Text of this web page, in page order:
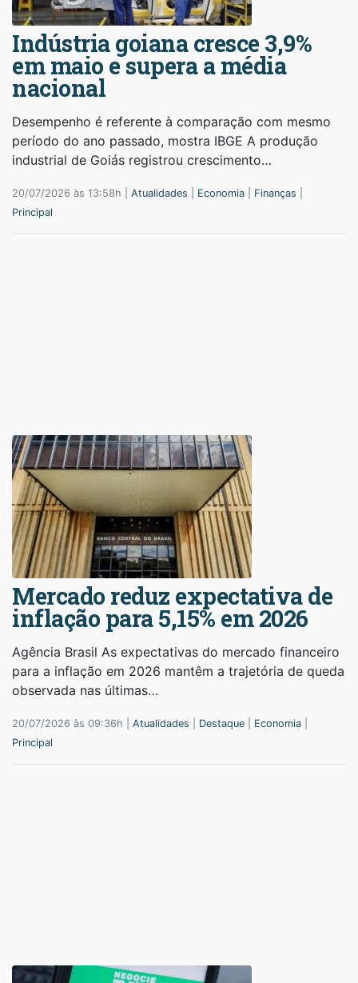
Indústria goiana cresce 3,9%
em maio e supera a média
nacional
Desempenho é referente à comparação com mesmo
período do ano passado, mostra IBGE A produção
industrial de Goiás registrou crescimento…
20/07/2026 às 13:58h | Atualidades Economia Finanças
Principal
Mercado reduz expectativa de
inflação para 5,15% em 2026
Agência Brasil As expectativas do mercado financeiro
para a inflação em 2026 mantêm a trajetória de queda
observada nas últimas…
20/07/2026 às 09:36h | Atualidades Destaque Economia
Principal